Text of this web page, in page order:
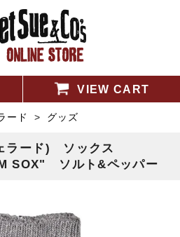
VIEW CART
ード > グッズ
ラード) ソックス
SOX" ソルト&ペッパー